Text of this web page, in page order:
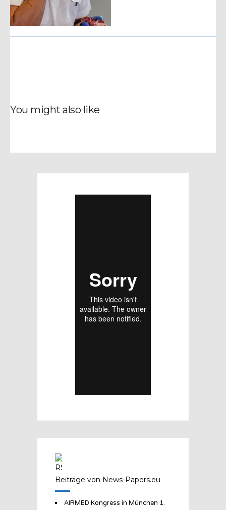
You might also like
Beiträge von News-Papers.eu
AIRMED Kongress in München 1.